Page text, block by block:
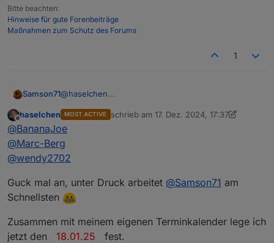
Bitte beachten:
Hinweise für gute Forenbeiträge
Maßnahmen zum Schutz des Forums
1
Samson71@haselchen
Samstag: 11.01. / 18.01. / 25.01. / 01.02.
Stand jetzt darf ich mir da dann unser Auto
genehmigen und bekomme Ausgang
Offline
haselchen MOST ACTIVE schrieb am 17. Dez. 2024, 17:37
zuletzt editiert von haselchen
@BananaJoe
@Marc-Berg
@wendy2702
Guck mal an, unter Druck arbeitet @Samson71 am
Schnellsten
Zusammen mit meinem eigenen Terminkalender lege ich
jetzt den 18.01.25 fest.